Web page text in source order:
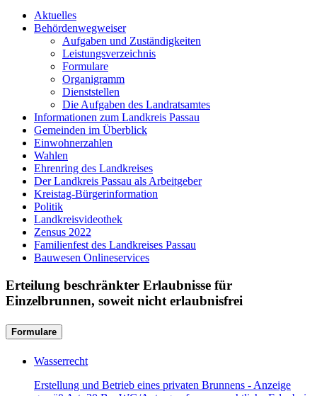
Aktuelles
Behördenwegweiser
Aufgaben und Zuständigkeiten
Leistungsverzeichnis
Formulare
Organigramm
Dienststellen
Die Aufgaben des Landratsamtes
Informationen zum Landkreis Passau
Gemeinden im Überblick
Einwohnerzahlen
Wahlen
Ehrenring des Landkreises
Der Landkreis Passau als Arbeitgeber
Kreistag-Bürgerinformation
Politik
Landkreisvideothek
Zensus 2022
Familienfest des Landkreises Passau
Bauwesen Onlineservices
Erteilung beschränkter Erlaubnisse für
Einzelbrunnen, soweit nicht erlaubnisfrei
Formulare
Wasserrecht
Erstellung und Betrieb eines privaten Brunnens - Anzeige